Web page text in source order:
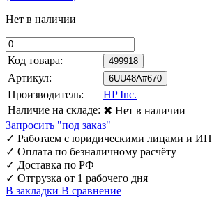
Нет в наличии
Код товара: 499918
Артикул: 6UU48A#670
Производитель:
HP Inc.
Наличие на складе: ✖ Нет в наличии
Запросить "под заказ"
✓ Работаем с юридическими лицами и ИП
✓ Оплата по безналичному расчёту
✓ Доставка по РФ
✓ Отгрузка от 1 рабочего дня
В закладки В сравнение